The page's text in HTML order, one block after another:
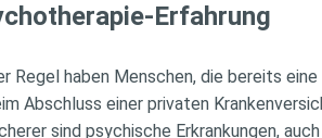
Erfahrung
Regel haben Menschen, die bereits
Abschluss einer privaten
sind psychische Erkrankungen,